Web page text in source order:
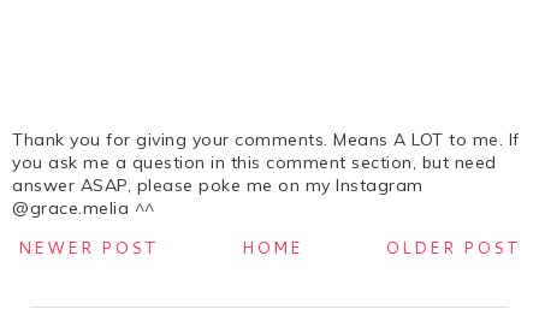
Thank you for giving your comments. Means A LOT to me. If
you ask me a question in this comment section, but need
answer ASAP, please poke me on my Instagram
@grace.melia ^^
NEWER POST OLDER POST
HOME